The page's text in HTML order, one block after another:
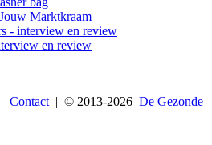
Marktkraam
- interview en review
en review
Contact | © 2013-2026 De Gezonde